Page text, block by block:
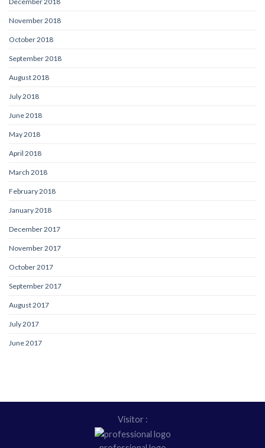
November 2018
October 2018
September 2018
August 2018
July 2018
June 2018
May 2018
April 2018
March 2018
February 2018
January 2018
December 2017
November 2017
October 2017
September 2017
August 2017
July 2017
June 2017
Visitor :